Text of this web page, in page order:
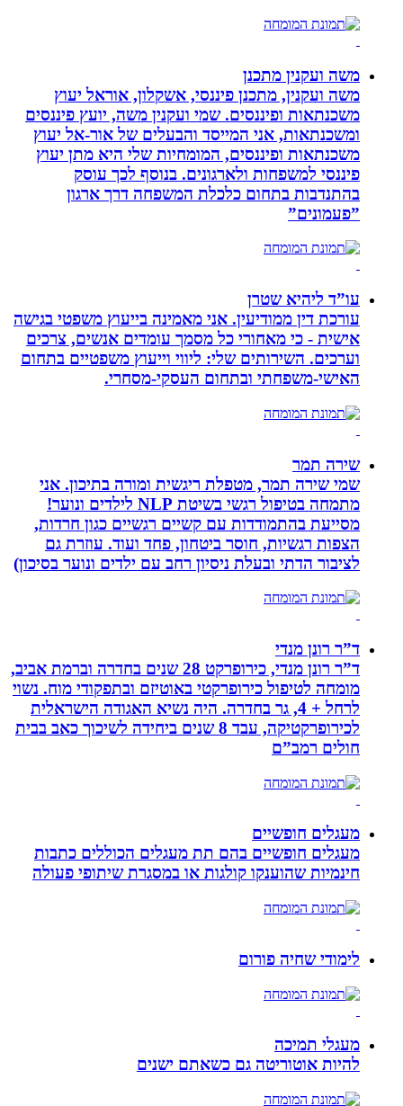
משה ועקנין מתכנן
משה ועקנין, מתכנן פיננסי, אשקלון, אוראל יעוץ
משכנתאות ופיננסים. שמי ועקנין משה, יועץ פיננסים
ומשכנתאות, אני המייסד והבעלים של אור-אל יעוץ
משכנתאות ופיננסים, המומחיות שלי היא מתן יעוץ
פיננסי למשפחות ולארגונים. בנוסף לכך עוסק
בהתנדבות בתחום כלכלת המשפחה דרך ארגון
”פעמונים”
עו”ד ליהיא שטרן
עורכת דין ממודיעין. אני מאמינה בייעוץ משפטי בגישה
אישית - כי מאחורי כל מסמך עומדים אנשים, צרכים
וערכים. השירותים שלי: ליווי וייעוץ משפטיים בתחום
האישי-משפחתי ובתחום העסקי-מסחרי.
שירה תמר
שמי שירה תמר, מטפלת ריגשית ומורה בתיכון. אני
מתמחה בטיפול רגשי בשיטת NLP לילדים ונוער!
מסייעת בהתמודדות עם קשיים רגשיים כגון חרדות,
הצפות רגשיות, חוסר ביטחון, פחד ועוד. עוזרת גם
לציבור הדתי ובעלת ניסיון רחב עם ילדים ונוער בסיכון)
ד”ר רונן מנדי
ד”ר רונן מנדי, כירופרקט 28 שנים בחדרה וברמת אביב,
מומחה לטיפול כירופרקטי באוטיזם ובתפקודי מוח. נשוי
לרחל + 4, גר בחדרה. היה נשיא האגודה הישראלית
לכירופרקטיקה, עבד 8 שנים ביחידה לשיכוך כאב בבית
חולים רמב”ם
מעגלים חופשיים
מעגלים חופשיים בהם תת מעגלים הכוללים כתבות
חינמיות שהוענקו קולגות או במסגרת שיתופי פעולה
לימודי שחיה פורום
מעגלי תמיכה
להיות אוטוריטה גם כשאתם ישנים